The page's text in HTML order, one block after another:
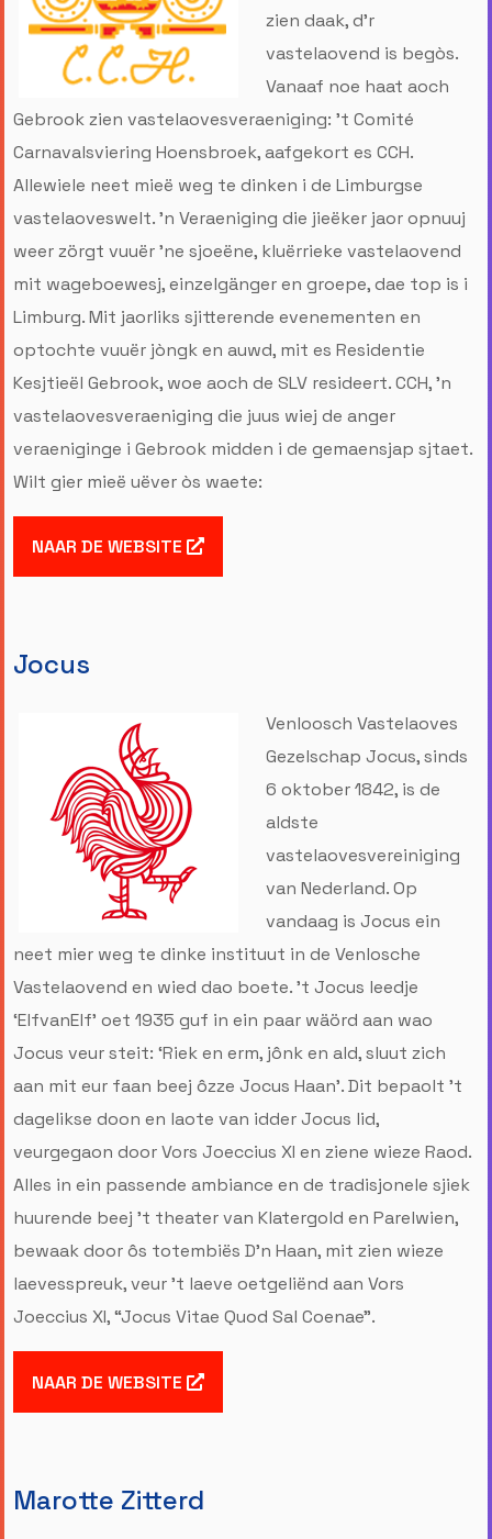
zien daak, d'r
vastelaovend is begòs.
Vanaaf noe haat aoch
Gebrook zien vastelaovesveraeniging: 't Comité
Carnavalsviering Hoensbroek, aafgekort es CCH.
Allewiele neet mieë weg te dinken i de Limburgse
vastelaoveswelt. 'n Veraeniging die jieëker jaor opnuuj
weer zörgt vuuër 'ne sjoeëne, kluërrieke vastelaovend
mit wageboewesj, einzelgänger en groepe, dae top is i
Limburg. Mit jaorliks sjitterende evenementen en
optochte vuuër jòngk en auwd, mit es Residentie
Kesjtieël Gebrook, woe aoch de SLV resideert. CCH, 'n
vastelaovesveraeniging die juus wiej de anger
veraeniginge i Gebrook midden i de gemaensjap sjtaet.
Wilt gier mieë uëver òs waete:
NAAR DE WEBSITE
Jocus
Venloosch Vastelaoves
Gezelschap Jocus, sinds
6 oktober 1842, is de
aldste
vastelaovesvereiniging
van Nederland. Op
vandaag is Jocus ein
neet mier weg te dinke instituut in de Venlosche
Vastelaovend en wied dao boete. ’t Jocus leedje
‘ElfvanElf’ oet 1935 guf in ein paar wäörd aan wao
Jocus veur steit: ‘Riek en erm, jônk en ald, sluut zich
aan mit eur faan beej ôzze Jocus Haan’. Dit bepaolt ’t
dagelikse doon en laote van idder Jocus lid,
veurgegaon door Vors Joeccius XI en ziene wieze Raod.
Alles in ein passende ambiance en de tradisjonele sjiek
huurende beej ’t theater van Klatergold en Parelwien,
bewaak door ôs totembiës D’n Haan, mit zien wieze
laevesspreuk, veur ’t laeve oetgeliënd aan Vors
Joeccius XI, “Jocus Vitae Quod Sal Coenae”.
NAAR DE WEBSITE
Marotte Zitterd